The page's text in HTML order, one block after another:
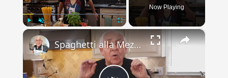
Unmute
Now Playing
×
Spaghetti alla Mezzanotte Recipe